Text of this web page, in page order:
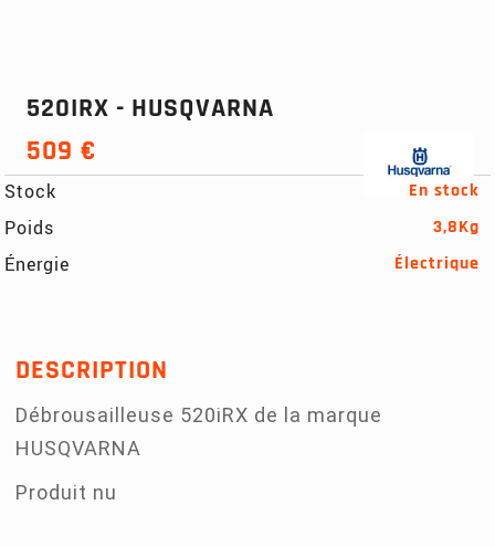
520IRX - HUSQVARNA
509 €
Stock
En stock
Poids
3,8Kg
Énergie
Électrique
DESCRIPTION
Débrousailleuse 520iRX de la marque
HUSQVARNA
Produit nu